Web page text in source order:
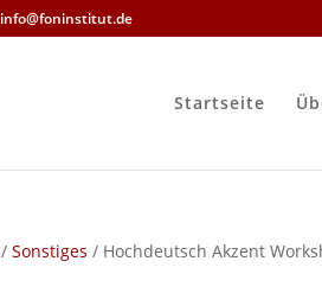
info@foninstitut.de
Startseite
/Sonstiges / Hochdeutsch Akzent